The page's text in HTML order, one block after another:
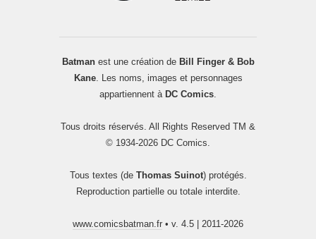
Batmanest une création de Bill Finger & Bob
Kane. Les noms, images et personnages
appartiennent à DC Comics
Tous droits réservés. All Rights Reserved TM &
© 1934-2026 DC Comics.
Tous textes (de Thomas Suinot) protégés.
Reproduction partielle ou totale interdite.
www.comicsbatman.fr • v. 4.5 | 2011-2026